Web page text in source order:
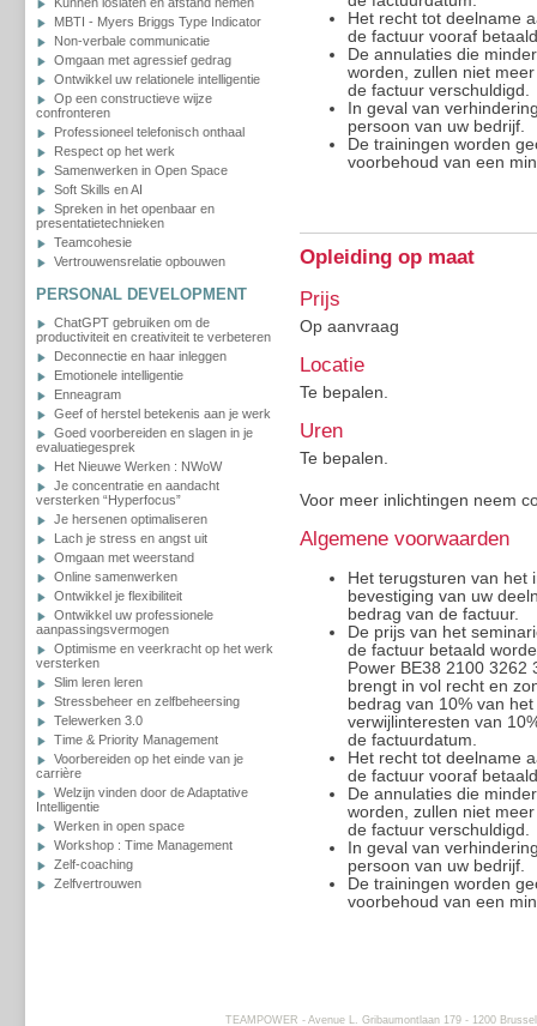
MBTI - Myers Briggs Type Indicator
Non-verbale communicatie
Omgaan met agressief gedrag
Ontwikkel uw relationele intelligentie
Op een constructieve wijze
confronteren
Professioneel telefonisch onthaal
Respect op het werk
Samenwerken in Open Space
Soft Skills en AI
Spreken in het openbaar en
presentatietechnieken
Teamcohesie
Vertrouwensrelatie opbouwen
PERSONAL DEVELOPMENT
ChatGPT gebruiken om de
productiviteit en creativiteit te verbeteren
Deconnectie en haar inleggen
Emotionele intelligentie
Enneagram
Geef of herstel betekenis aan je werk
Goed voorbereiden en slagen in je
evaluatiegesprek
Het Nieuwe Werken : NWoW
Je concentratie en aandacht
versterken “Hyperfocus”
Je hersenen optimaliseren
Lach je stress en angst uit
Omgaan met weerstand
Online samenwerken
Ontwikkel je flexibiliteit
Ontwikkel uw professionele
aanpassingsvermogen
Optimisme en veerkracht op het werk
versterken
Slim leren leren
Stressbeheer en zelfbeheersing
Telewerken 3.0
Time & Priority Management
Voorbereiden op het einde van je
carrière
Welzijn vinden door de Adaptative
Intelligentie
Werken in open space
Workshop : Time Management
Zelf-coaching
Zelfvertrouwen
Het recht tot deelname
de factuur vooraf
De annulaties die
worden, zullen niet
de factuur verschuldigd.
In geval van
persoon van uw bedrijf.
De trainingen worden
voorbehoud van een
Opleiding op maat
Prijs
Op aanvraag
Locatie
Te bepalen.
Uren
Te bepalen.
Voor meer inlichtingen neem
Algemene voorwaarden
Het terugsturen van het
bevestiging van uw
bedrag van de factuur.
De prijs van het
de factuur betaald
Power BE38 2100 3262
brengt in vol recht en
bedrag van 10% van
verwijlinteresten van
de factuurdatum.
Het recht tot deelname
de factuur vooraf
De annulaties die
worden, zullen niet
de factuur verschuldigd.
In geval van
persoon van uw bedrijf.
De trainingen worden
voorbehoud van een
TEAMPOWER - Avenue L. Gribaumontlaan 179 - 1200